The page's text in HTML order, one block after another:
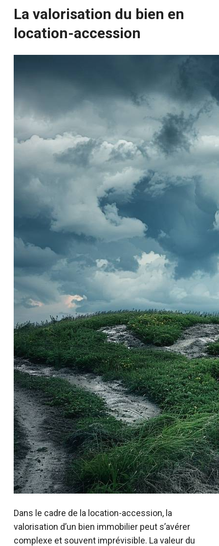
La valorisation du bien en
location-accession
Dans le cadre de la location-accession, la
valorisation d’un bien immobilier peut s’avérer
complexe et souvent imprévisible. La valeur du